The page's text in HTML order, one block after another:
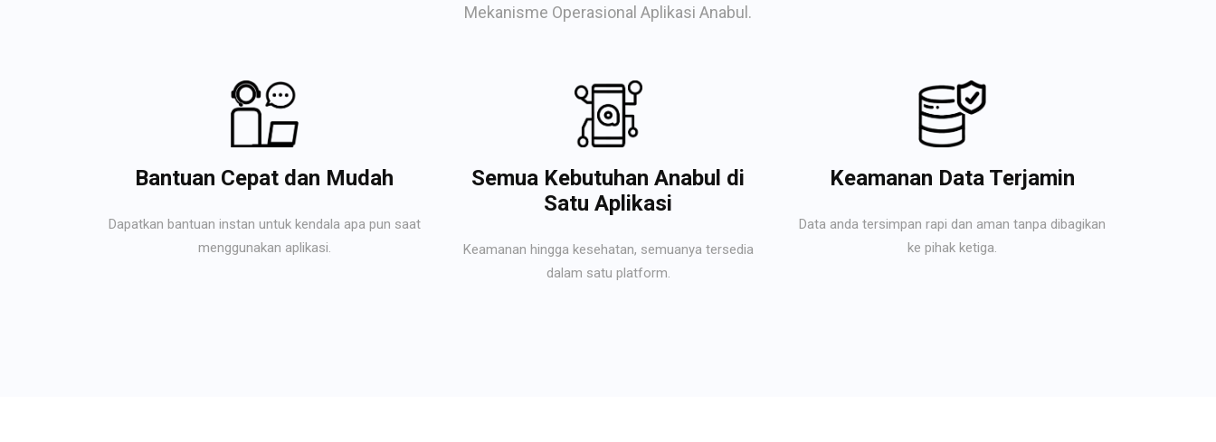
Mekanisme Operasional Aplikasi Anabul.
Bantuan Cepat dan Mudah
Dapatkan bantuan instan untuk kendala apa pun saat
menggunakan aplikasi.
Semua Kebutuhan Anabul di
Satu Aplikasi
Keamanan hingga kesehatan, semuanya tersedia
dalam satu platform.
Keamanan Data Terjamin
Data anda tersimpan rapi dan aman tanpa dibagikan
ke pihak ketiga.